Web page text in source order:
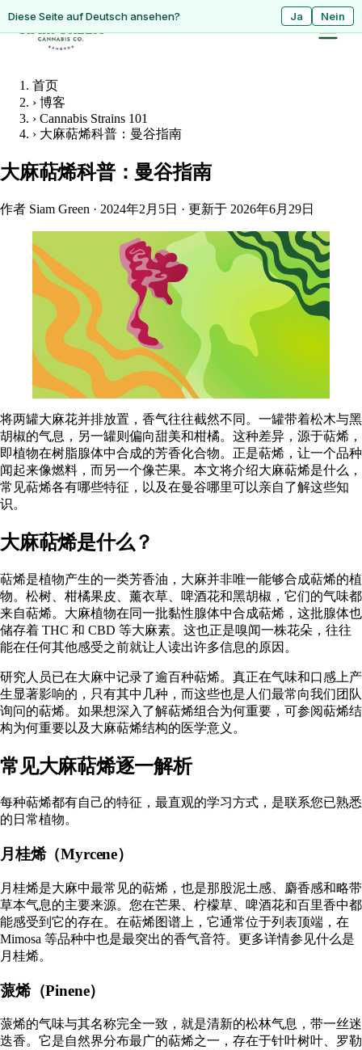
ดูหน้านี้เป็นภาษาไทย? ใช่ ไม่ใช่
Diese Seite auf Deutsch ansehen? Ja Nein
首页
› 博客
› Cannabis Strains 101
› 大麻萜烯科普：曼谷指南
大麻萜烯科普：曼谷指南
作者 Siam Green · 2024年2月5日 · 更新于 2026年6月29日
将两罐大麻花并排放置，香气往往截然不同。一罐带着松木与黑
胡椒的气息，另一罐则偏向甜美和柑橘。这种差异，源于萜烯，
即植物在树脂腺体中合成的芳香化合物。正是萜烯，让一个品种
闻起来像燃料，而另一个像芒果。本文将介绍大麻萜烯是什么，
常见萜烯各有哪些特征，以及在曼谷哪里可以亲自了解这些知
识。
大麻萜烯是什么？
萜烯是植物产生的一类芳香油，大麻并非唯一能够合成萜烯的植
物。松树、柑橘果皮、薰衣草、啤酒花和黑胡椒，它们的气味都
来自萜烯。大麻植物在同一批黏性腺体中合成萜烯，这批腺体也
储存着 THC 和 CBD 等大麻素。这也正是嗅闻一株花朵，往往
能在任何其他感受之前就让人读出许多信息的原因。
研究人员已在大麻中记录了逾百种萜烯。真正在气味和口感上产
生显著影响的，只有其中几种，而这些也是人们最常向我们团队
询问的萜烯。如果想深入了解萜烯组合为何重要，可参阅萜烯结
构为何重要以及 大麻萜烯结构的医学意义 。
常见大麻萜烯逐一解析
每种萜烯都有自己的特征，最直观的学习方式，是联系您已熟悉
的日常植物。
月桂烯（Myrcene）
月桂烯是大麻中最常见的萜烯，也是那股泥土感、麝香感和略带
草本气息的主要来源。您在芒果、柠檬草、啤酒花和百里香中都
能感受到它的存在。在萜烯图谱上，它通常位于列表顶端，在
Mimosa 等品种中也是最突出的香气音符。更多详情参见什么是
月桂烯。
蒎烯（Pinene）
蒎烯的气味与其名称完全一致，就是清新的松林气息，带一丝迷
迭香。它是自然界分布最广的萜烯之一，存在于针叶树叶、罗勒